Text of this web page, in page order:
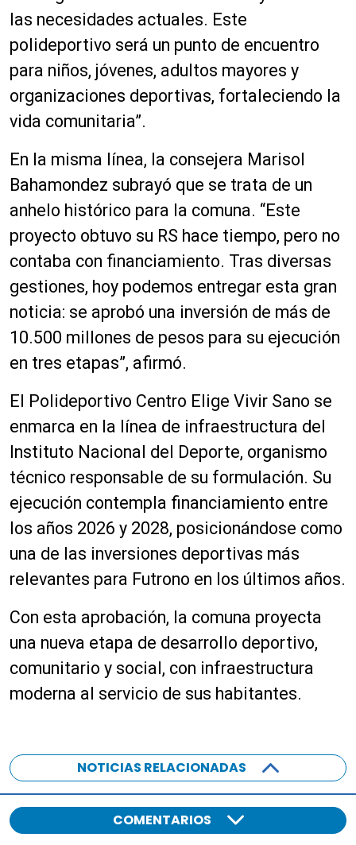
las necesidades actuales. Este
polideportivo será un punto de encuentro
para niños, jóvenes, adultos mayores y
organizaciones deportivas, fortaleciendo la
vida comunitaria”.
En la misma línea, la consejera Marisol
Bahamondez subrayó que se trata de un
anhelo histórico para la comuna. “Este
proyecto obtuvo su RS hace tiempo, pero no
contaba con financiamiento. Tras diversas
gestiones, hoy podemos entregar esta gran
noticia: se aprobó una inversión de más de
10.500 millones de pesos para su ejecución
en tres etapas”, afirmó.
El Polideportivo Centro Elige Vivir Sano se
enmarca en la línea de infraestructura del
Instituto Nacional del Deporte, organismo
técnico responsable de su formulación. Su
ejecución contempla financiamiento entre
los años 2026 y 2028, posicionándose como
una de las inversiones deportivas más
relevantes para Futrono en los últimos años.
Con esta aprobación, la comuna proyecta
una nueva etapa de desarrollo deportivo,
comunitario y social, con infraestructura
moderna al servicio de sus habitantes.
NOTICIAS RELACIONADAS
COMENTARIOS